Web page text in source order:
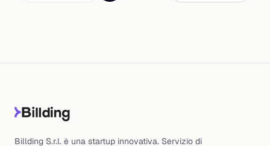
Billding S.r.l. è una startup innovativa. Servizio di